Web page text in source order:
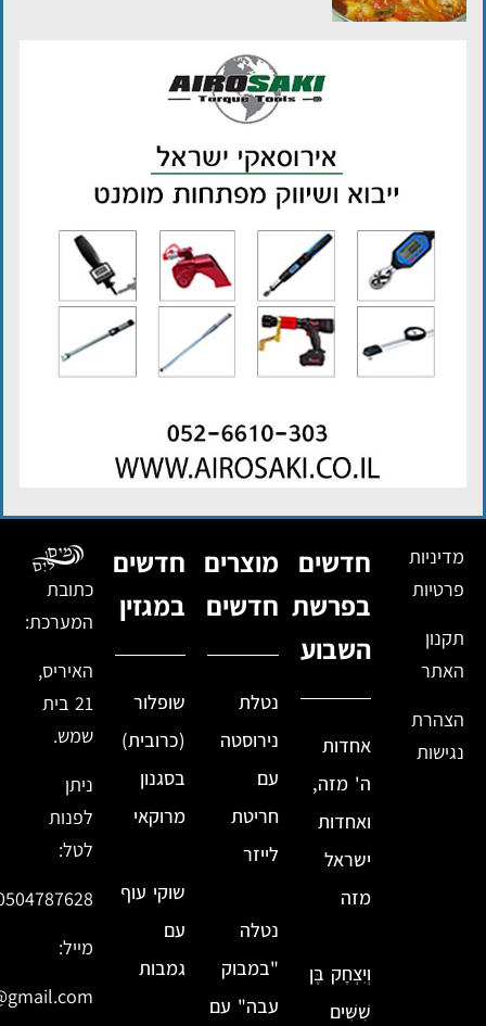
מדיניות
פרטיות
תקנון
האתר
הצהרת
נגישות
חדשים
בפרשת
השבוע
אחדות
ה' מזה,
ואחדות
ישראל
מזה
וְיִצְחָק בֶּן
שִׁשִּׁים
מוצרים
חדשים
נטלת
נירוסטה
עם
חריטת
לייזר
נטלה
"במבוק
עבה" עם
חדשים
במגזין
שופלור
(כרובית)
בסגנון
מרוקאי
שוקי עוף
עם
גמבות
כתובת
המערכת:
האיריס,
21 בית
שמש.
ניתן
לפנות
לטל:
מייל: